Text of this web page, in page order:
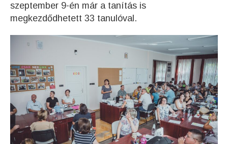
szeptember 9-én már a tanítás is
megkezdődhetett 33 tanulóval.